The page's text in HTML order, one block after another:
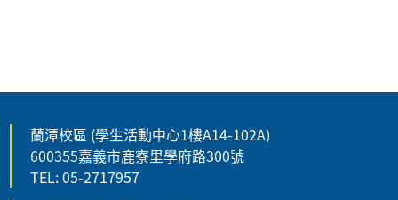
蘭潭校區 (學生活動中心1樓A14-102A)
600355嘉義市鹿寮里學府路300號
TEL: 05-2717957